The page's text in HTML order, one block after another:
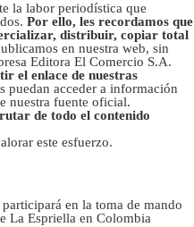
la labor periodística que
Por ello, les recordamos que
distribuir, copiar total
en nuestra web, sin
Editora El Comercio S.A.
el enlace de nuestras
puedan acceder a información
nuestra fuente oficial.
de todo el contenido
este esfuerzo.
en la toma de mando
La Espriella en Colombia